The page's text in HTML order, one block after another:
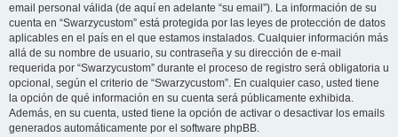
email personal válida (de aquí en adelante “su email”). La información de su
cuenta en “Swarzycustom” está protegida por las leyes de protección de datos
aplicables en el país en el que estamos instalados. Cualquier información más
allá de su nombre de usuario, su contraseña y su dirección de e-mail
requerida por “Swarzycustom” durante el proceso de registro será obligatoria u
opcional, según el criterio de “Swarzycustom”. En cualquier caso, usted tiene
la opción de qué información en su cuenta será públicamente exhibida.
Además, en su cuenta, usted tiene la opción de activar o desactivar los emails
generados automáticamente por el software phpBB.